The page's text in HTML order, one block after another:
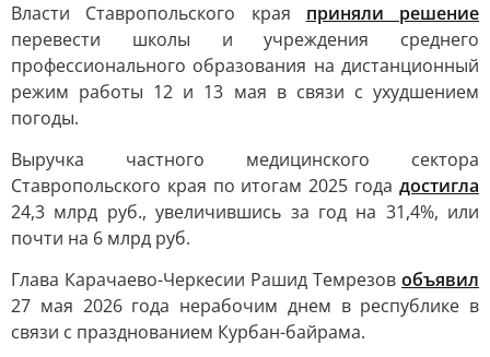
Власти Ставропольского края приняли решение
перевести школы и учреждения среднего
профессионального образования на дистанционный
режим работы 12 и 13 мая в связи с ухудшением
погоды.
Выручка частного медицинского сектора
Ставропольского края по итогам 2025 года достигла
24,3 млрд руб., увеличившись за год на 31,4%, или
почти на 6 млрд руб.
Глава Карачаево-Черкесии Рашид Темрезов объявил
27 мая 2026 года нерабочим днем в республике в
связи с празднованием Курбан-байрама.